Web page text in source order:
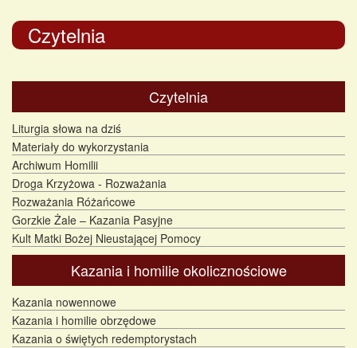
Czytelnia
Czytelnia
Liturgia słowa na dziś
Materiały do wykorzystania
Archiwum Homilii
Droga Krzyżowa - Rozważania
Rozważania Różańcowe
Gorzkie Żale – Kazania Pasyjne
Kult Matki Bożej Nieustającej Pomocy
Kazania i homilie okolicznościowe
Kazania nowennowe
Kazania i homilie obrzędowe
Kazania o świętych redemptorystach